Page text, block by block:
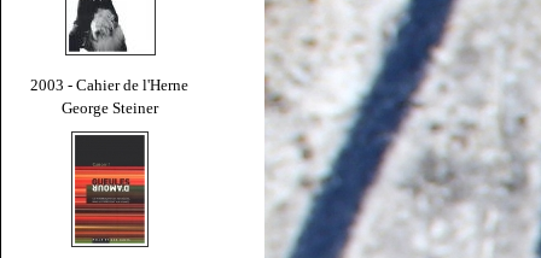
2003 - Cahier de l'Herne
George Steiner